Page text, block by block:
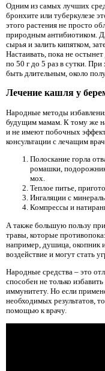
Одним из самых лучших
бронхите или туберкулезе
этого растения не просто
природным антибиотиком.
сырья и залить кипятком,
Настаивать, пока не
по 50 г до 5 раз в сутки.
быть длительным, около
Лечение кашля у
Народные методы
будущим мамам. К тому же
и не имеют побочных
консультации с лечащим
Полоскание горла
ромашки,
мох.
Теплое питье,
Ингаляции с
Компрессы и
А также большую пользу
травы, которые
например, душица, окопник
воздействие и могут стать
Народные средства – это
способен не только
иммунитету. Но если
необходимых результатов,
помощью к врачу.